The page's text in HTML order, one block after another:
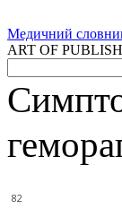
Медичний
ART OF
82